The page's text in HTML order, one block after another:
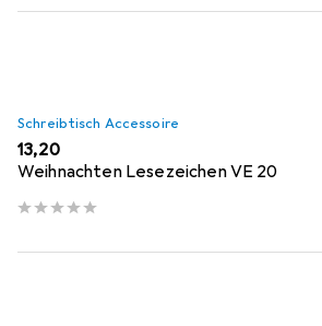
Schreibtisch Accessoire
EUR
13,20
Weihnachten Lesezeichen VE 20